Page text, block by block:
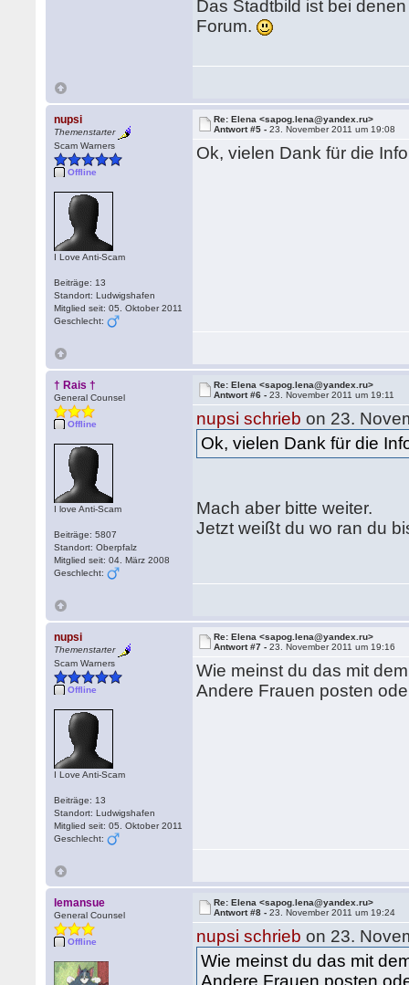
Das Stadtbild ist bei
Forum.
nupsi
Themenstarter
Scam Warners
Offline
I Love Anti-Scam
Beiträge: 13
Standort: Ludwigshafen
Mitglied seit: 05. Oktober 2011
Geschlecht:
Re: Elena <sapog.lena@yandex.ru>
Antwort #5 -23. November 2011 um 19:08
Ok, vielen Dank für die Info
† Rais †
General Counsel
Offline
I love Anti-Scam
Beiträge: 5807
Standort: Oberpfalz
Mitglied seit: 04. März 2008
Geschlecht:
Re: Elena <sapog.lena@yandex.ru>
Antwort #6 -23. November 2011 um 19:11
nupsi schrieb on 23.
Ok, vielen Dank für die
Mach aber bitte weiter.
Jetzt weißt du wo ran du
nupsi
Themenstarter
Scam Warners
Offline
I Love Anti-Scam
Beiträge: 13
Standort: Ludwigshafen
Mitglied seit: 05. Oktober 2011
Geschlecht:
Re: Elena <sapog.lena@yandex.ru>
Antwort #7 -23. November 2011 um 19:16
Wie meinst du das mit
Andere Frauen posten
lemansue
General Counsel
Offline
Re: Elena <sapog.lena@yandex.ru>
Antwort #8 -23. November 2011 um 19:24
nupsi schrieb on 23.
Wie meinst du das mit
Andere Frauen posten